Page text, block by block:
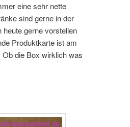
eine sehr nette
sind gerne in der
gerne vorstellen
Produktkarte ist am
die Box wirklich was